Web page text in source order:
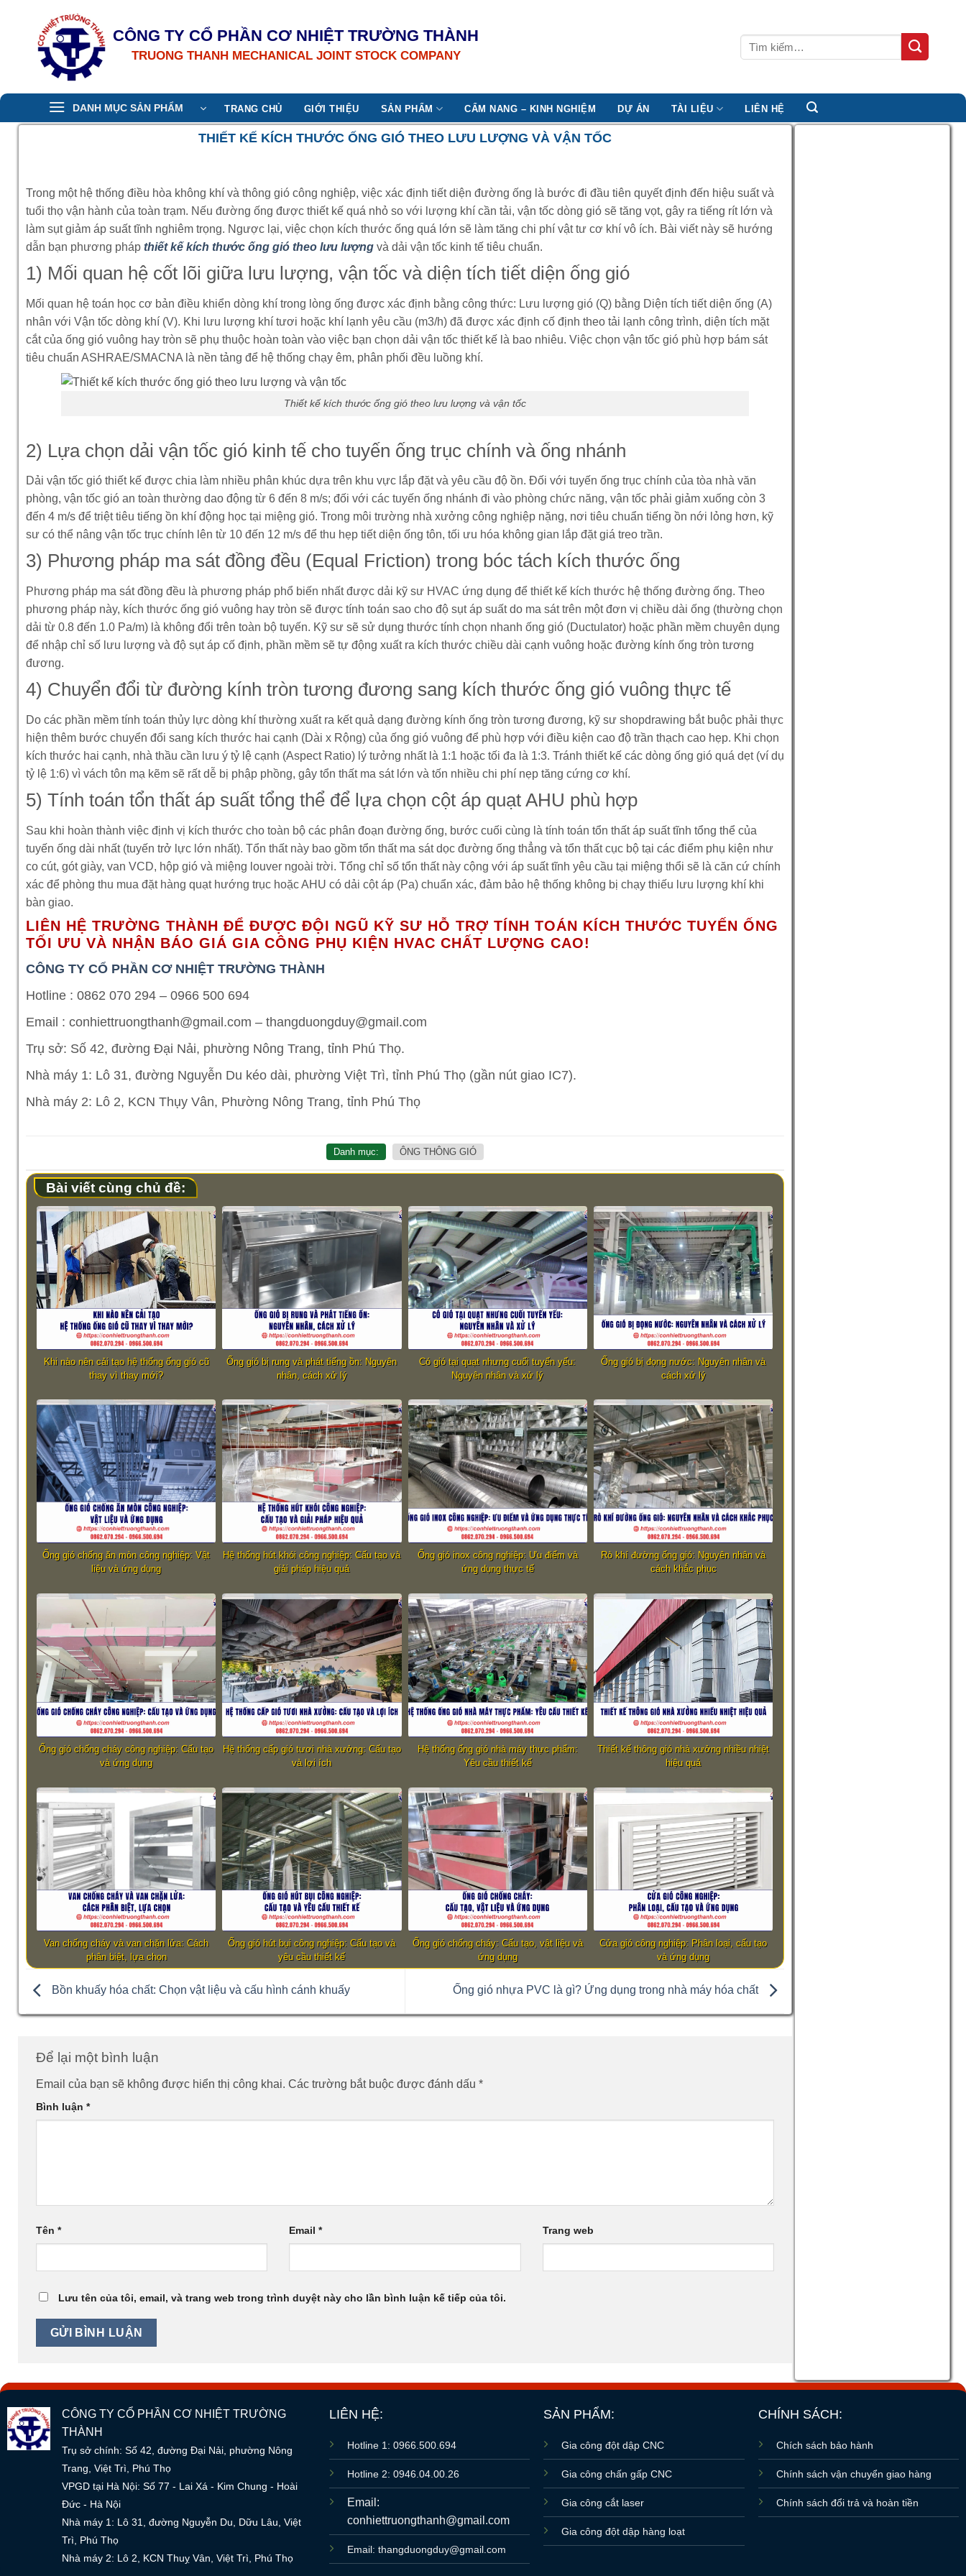
CÔNG TY CỔ PHẦN CƠ NHIỆT TRƯỜNG THÀNH
TRUONG THANH MECHANICAL JOINT STOCK COMPANY
Tìm
kiếm:
DANH MỤC SẢN PHẨM TRANG CHỦ GIỚI THIỆU SẢN PHẨM CẨM NANG – KINH NGHIỆM DỰ ÁN TÀI LIỆU LIÊN HỆ
THIẾT KẾ KÍCH THƯỚC ỐNG GIÓ THEO LƯU LƯỢNG VÀ VẬN TỐC
Trong một hệ thống điều hòa không khí và thông gió công nghiệp, việc xác định tiết diện đường ống là bước đi đầu tiên quyết định đến hiệu suất và
tuổi thọ vận hành của toàn trạm. Nếu đường ống được thiết kế quá nhỏ so với lượng khí cần tải, vận tốc dòng gió sẽ tăng vọt, gây ra tiếng rít lớn và
làm sụt giảm áp suất tĩnh nghiêm trọng. Ngược lại, việc chọn kích thước ống quá lớn sẽ làm tăng chi phí vật tư cơ khí vô ích. Bài viết này sẽ hướng
dẫn bạn phương pháp thiết kế kích thước ống gió theo lưu lượng và dải vận tốc kinh tế tiêu chuẩn.
1) Mối quan hệ cốt lõi giữa lưu lượng, vận tốc và diện tích tiết diện ống gió
Mối quan hệ toán học cơ bản điều khiển dòng khí trong lòng ống được xác định bằng công thức: Lưu lượng gió (Q) bằng Diện tích tiết diện ống (A)
nhân với Vận tốc dòng khí (V). Khi lưu lượng khí tươi hoặc khí lạnh yêu cầu (m3/h) đã được xác định cố định theo tải lạnh công trình, diện tích mặt
cắt của ống gió vuông hay tròn sẽ phụ thuộc hoàn toàn vào việc bạn chọn dải vận tốc thiết kế là bao nhiêu. Việc chọn vận tốc gió phù hợp bám sát
tiêu chuẩn ASHRAE/SMACNA là nền tảng để hệ thống chạy êm, phân phối đều luồng khí.
Thiết kế kích thước ống gió theo lưu lượng và vận tốc
2) Lựa chọn dải vận tốc gió kinh tế cho tuyến ống trục chính và ống nhánh
Dải vận tốc gió thiết kế được chia làm nhiều phân khúc dựa trên khu vực lắp đặt và yêu cầu độ ồn. Đối với tuyến ống trục chính của tòa nhà văn
phòng, vận tốc gió an toàn thường dao động từ 6 đến 8 m/s; đối với các tuyến ống nhánh đi vào phòng chức năng, vận tốc phải giảm xuống còn 3
đến 4 m/s để triệt tiêu tiếng ồn khí động học tại miệng gió. Trong môi trường nhà xưởng công nghiệp nặng, nơi tiêu chuẩn tiếng ồn nới lỏng hơn, kỹ
sư có thể nâng vận tốc trục chính lên từ 10 đến 12 m/s để thu hẹp tiết diện ống tôn, tối ưu hóa không gian lắp đặt giá treo trần.
3) Phương pháp ma sát đồng đều (Equal Friction) trong bóc tách kích thước ống
Phương pháp ma sát đồng đều là phương pháp phổ biến nhất được dải kỹ sư HVAC ứng dụng để thiết kế kích thước hệ thống đường ống. Theo
phương pháp này, kích thước ống gió vuông hay tròn sẽ được tính toán sao cho độ sụt áp suất do ma sát trên một đơn vị chiều dài ống (thường chọn
dải từ 0.8 đến 1.0 Pa/m) là không đổi trên toàn bộ tuyến. Kỹ sư sẽ sử dụng thước tính chọn nhanh ống gió (Ductulator) hoặc phần mềm chuyên dụng
để nhập chỉ số lưu lượng và độ sụt áp cố định, phần mềm sẽ tự động xuất ra kích thước chiều dài cạnh vuông hoặc đường kính ống tròn tương
đương.
4) Chuyển đổi từ đường kính tròn tương đương sang kích thước ống gió vuông thực tế
Do các phần mềm tính toán thủy lực dòng khí thường xuất ra kết quả dạng đường kính ống tròn tương đương, kỹ sư shopdrawing bắt buộc phải thực
hiện thêm bước chuyển đổi sang kích thước hai cạnh (Dài x Rộng) của ống gió vuông để phù hợp với điều kiện cao độ trần thạch cao hẹp. Khi chọn
kích thước hai cạnh, nhà thầu cần lưu ý tỷ lệ cạnh (Aspect Ratio) lý tưởng nhất là 1:1 hoặc tối đa là 1:3. Tránh thiết kế các dòng ống gió quá dẹt (ví dụ
tỷ lệ 1:6) vì vách tôn mạ kẽm sẽ rất dễ bị phập phồng, gây tổn thất ma sát lớn và tốn nhiều chi phí nẹp tăng cứng cơ khí.
5) Tính toán tổn thất áp suất tổng thể để lựa chọn cột áp quạt AHU phù hợp
Sau khi hoàn thành việc định vị kích thước cho toàn bộ các phân đoạn đường ống, bước cuối cùng là tính toán tổn thất áp suất tĩnh tổng thể của
tuyến ống dài nhất (tuyến trở lực lớn nhất). Tổn thất này bao gồm tổn thất ma sát dọc đường ống thẳng và tổn thất cục bộ tại các điểm phụ kiện như
co cút, gót giày, van VCD, hộp gió và miệng louver ngoài trời. Tổng chỉ số tổn thất này cộng với áp suất tĩnh yêu cầu tại miệng thổi sẽ là căn cứ chính
xác để phòng thu mua đặt hàng quạt hướng trục hoặc AHU có dải cột áp (Pa) chuẩn xác, đảm bảo hệ thống không bị chạy thiếu lưu lượng khí khi
bàn giao.
LIÊN HỆ TRƯỜNG THÀNH ĐỂ ĐƯỢC ĐỘI NGŨ KỸ SƯ HỖ TRỢ TÍNH TOÁN KÍCH THƯỚC TUYẾN ỐNG
TỐI ƯU VÀ NHẬN BÁO GIÁ GIA CÔNG PHỤ KIỆN HVAC CHẤT LƯỢNG CAO!
CÔNG TY CỔ PHẦN CƠ NHIỆT TRƯỜNG THÀNH
Hotline : 0862 070 294 – 0966 500 694
Email : conhiettruongthanh@gmail.com – thangduongduy@gmail.com
Trụ sở: Số 42, đường Đại Nải, phường Nông Trang, tỉnh Phú Thọ.
Nhà máy 1: Lô 31, đường Nguyễn Du kéo dài, phường Việt Trì, tỉnh Phú Thọ (gần nút giao IC7).
Nhà máy 2: Lô 2, KCN Thụy Vân, Phường Nông Trang, tỉnh Phú Thọ
Danh mục: ÔNG THÔNG GIÓ
Bài viết cùng chủ đề:
Khi nào nên cải tạo hệ thống ống gió cũ
thay vì thay mới?
Ống gió bị rung và phát tiếng ồn: Nguyên
nhân, cách xử lý
Có gió tại quạt nhưng cuối tuyến yếu:
Nguyên nhân và xử lý
Ống gió bị đọng nước: Nguyên nhân và
cách xử lý
Ống gió chống ăn mòn công nghiệp: Vật
liệu và ứng dụng
Hệ thống hút khói công nghiệp: Cấu tạo và
giải pháp hiệu quả
Ống gió inox công nghiệp: Ưu điểm và
ứng dụng thực tế
Rò khí đường ống gió: Nguyên nhân và
cách khắc phục
Ống gió chống cháy công nghiệp: Cấu tạo
và ứng dụng
Hệ thống cấp gió tươi nhà xưởng: Cấu tạo
và lợi ích
Hệ thống ống gió nhà máy thực phẩm:
Yêu cầu thiết kế
Thiết kế thông gió nhà xưởng nhiều nhiệt
hiệu quả
Van chống cháy và van chặn lửa: Cách
phân biệt, lựa chọn
Ống gió hút bụi công nghiệp: Cấu tạo và
yêu cầu thiết kế
Ống gió chống cháy: Cấu tạo, vật liệu và
ứng dụng
Cửa gió công nghiệp: Phân loại, cấu tạo
và ứng dụng
Bồn khuấy hóa chất: Chọn vật liệu và cấu hình cánh khuấy Ống gió nhựa PVC là gì? Ứng dụng trong nhà máy hóa chất
Để lại một bình luận
Email của bạn sẽ không được hiển thị công khai. Các trường bắt buộc được đánh dấu *
Bình luận *
Tên * Email* Trang web
Lưu tên của tôi, email, và trang web trong trình duyệt này cho lần bình luận kế tiếp của tôi.
CÔNG TY CỔ PHẦN CƠ NHIỆT TRƯỜNG
THÀNH
Trụ sở chính: Số 42, đường Đại Nải, phường Nông
Trang, Việt Trì, Phú Thọ
VPGD tại Hà Nội: Số 77 - Lai Xá - Kim Chung - Hoài
Đức - Hà Nội
Nhà máy 1: Lô 31, đường Nguyễn Du, Dữu Lâu, Việt
Trì, Phú Thọ
Nhà máy 2: Lô 2, KCN Thuỵ Vân, Việt Trì, Phú Thọ
LIÊN HỆ:
Hotline 1: 0966.500.694
Hotline 2: 0946.04.00.26
Email:
conhiettruongthanh@gmail.com
Email: thangduongduy@gmail.com
SẢN PHẨM:
Gia công đột dập CNC
Gia công chấn gấp CNC
Gia công cắt laser
Gia công đột dập hàng loạt
CHÍNH SÁCH:
Chích sách bảo hành
Chính sách vận chuyển giao hàng
Chính sách đổi trả và hoàn tiền